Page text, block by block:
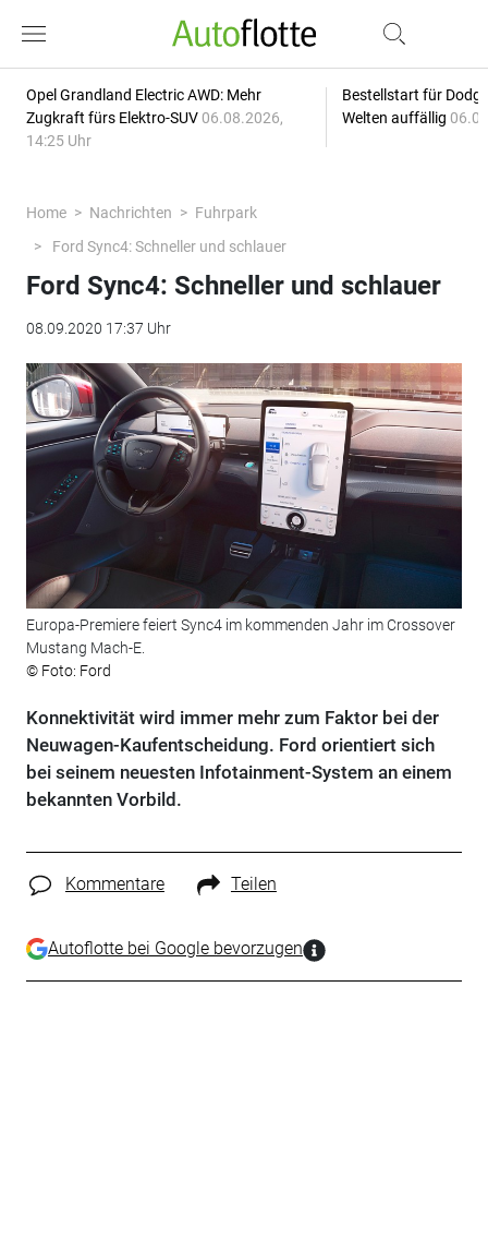
Opel Grandland Electric AWD: Mehr
Zugkraft fürs Elektro-SUV 06.08.2026,
14:25 Uhr
Bestellstart für
Welten auffällig
Home Nachrichten
Fuhrpark
Ford Sync4: Schneller und schlauer
Ford Sync4: Schneller und schlauer
08.09.2020 17:37 Uhr
Europa-Premiere feiert Sync4 im kommenden Jahr im Crossover
Mustang Mach-E.
© Foto: Ford
Konnektivität wird immer mehr zum Faktor bei der
Neuwagen-Kaufentscheidung. Ford orientiert sich
bei seinem neuesten Infotainment-System an einem
bekannten Vorbild.
Kommentare Teilen
Autoflotte bei Google bevorzugen